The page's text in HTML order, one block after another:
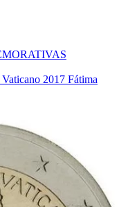
2017 Fátima